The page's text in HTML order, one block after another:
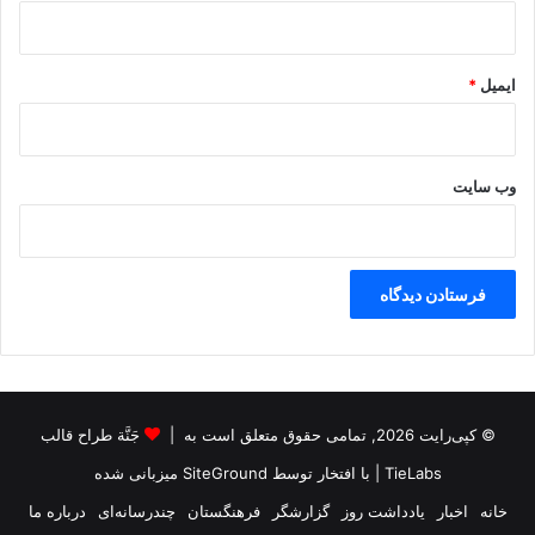
ایمیل *
وب‌ سایت
© کپی‌رایت 2026, تمامی حقوق متعلق است به |
جَنَّة طراح قالب
TieLabs | با افتخار توسط SiteGround میزبانی شده
خانه
اخبار یادداشت روز گزارشگر فرهنگستان چندرسانه‌ای درباره ما